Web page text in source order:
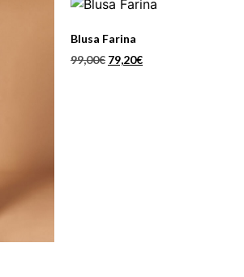
Blusa Farina
99,00€ 79,20€